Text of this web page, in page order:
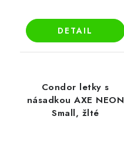
DETAIL
Condor letky s
násadkou AXE NEON
Small, žlté